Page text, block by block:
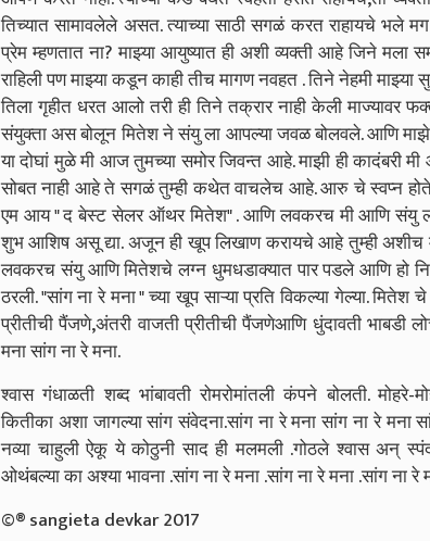
तिच्यात सामावलेले असत. त्याच्या साठी सगळं करत राहायचे भले मग
प्रेम म्हणतात ना? माझ्या आयुष्यात ही अशी व्यक्ती आहे जिने
राहिली पण माझ्या कडून काही तीच मागण नवहत . तिने नेहमी
तिला गृहीत धरत आलो तरी ही तिने तक्रार नाही केली माज्यावर
संयुक्ता अस बोलून मितेश ने संयु ला आपल्या जवळ बोलवले. आणि
या दोघां मुळे मी आज तुमच्या समोर जिवन्त आहे. माझी ही कादंबरी
सोबत नाही आहे ते सगळं तुम्ही कथेत वाचलेच आहे. आरु चे स्वप्न
एम आय " द बेस्ट सेलर ऑथर मितेश" . आणि लवकरच मी आणि संयु
शुभ आशिष असू द्या. अजून ही खूप लिखाण करायचे आहे तुम्ही अशीच
लवकरच संयु आणि मितेशचे लग्न धुमधडाक्यात पार पडले आणि हो
ठरली. "सांग ना रे मना " च्या खूप साऱ्या प्रति विकल्या गेल्या.
प्रीतीची पैंजणे,अंतरी वाजती प्रीतीची पैंजणेआणि धुंदावती भाबडी
मना सांग ना रे मना.
श्वास गंधाळती शब्द भांबावती रोमरोमांतली कंपने बोलती. मोहरे-
कितीका अशा जागल्या सांग संवेदना.सांग ना रे मना सांग ना रे मना
नव्या चाहुली ऐकू ये कोठुनी साद ही मलमली .गोठले श्वास अन्
ओथंबल्या का अश्या भावना .सांग ना रे मना .सांग ना रे मना .सांग ना रे
©® sangieta devkar 2017